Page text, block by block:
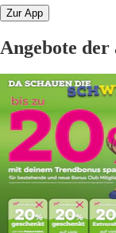
Zur App
Angebote